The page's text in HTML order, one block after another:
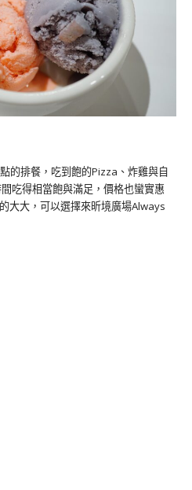
的排餐，吃到飽的Pizza、炸雞與自
吃得相當飽與滿足，價格也蠻實惠
大大，可以選擇來昕境廣場Always